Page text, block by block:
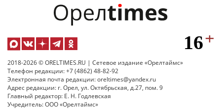
2018-2026 © ORELTIMES.RU | Сетевое издание «Орелтаймс»
Телефон редакции: +7 (4862) 48-82-92
Электронная почта редакции: oreltimes@yandex.ru
Адрес редакции: г. Орел, ул. Октябрьская, д.27, пом. 9
Главный редактор: Е. Н. Годлевская
Учредитель: ООО «Орелтаймс»